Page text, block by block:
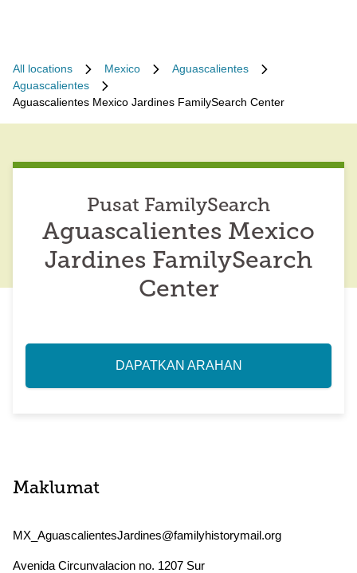
All locations Mexico
Aguascalientes
Aguascalientes
Aguascalientes Mexico Jardines FamilySearch Center
Pusat FamilySearch
Aguascalientes Mexico
Jardines FamilySearch
Center
DAPATKAN ARAHAN
Maklumat
MX_AguascalientesJardines@familyhistorymail.org
Avenida Circunvalacion no. 1207 Sur